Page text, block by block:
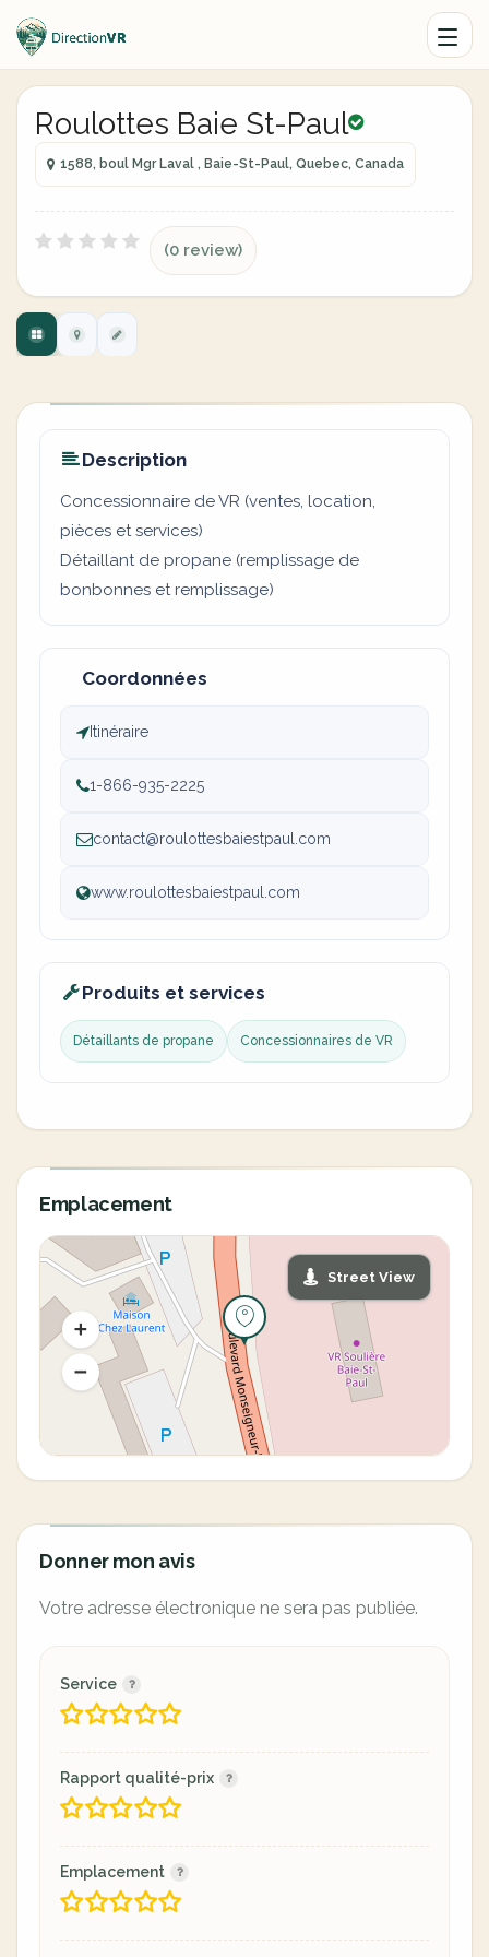
Roulottes Baie St-Paul
1588, boul Mgr Laval , Baie-St-Paul, Quebec, Canada
(0 review)
Description
Concessionnaire de VR (ventes, location,
pièces et services)
Détaillant de propane (remplissage de
bonbonnes et remplissage)
Coordonnées
Itinéraire
1-866-935-2225
contact@roulottesbaiestpaul.com
www.roulottesbaiestpaul.com
Produits et services
Détaillants de propane Concessionnaires de VR
Emplacement
Street View
Donner mon avis
Votre adresse électronique ne sera pas publiée.
Service
Rapport qualité-prix
Emplacement